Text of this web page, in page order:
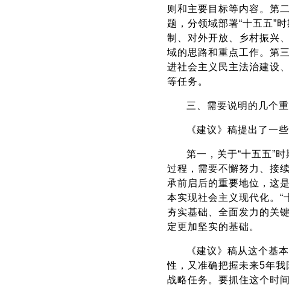
则和主要目标等内容。第
题，分领域部署“十五五”
制、对外开放、乡村振兴
域的思路和重点工作。第
进社会主义民主法治建设
等任务。
三、需要说明的几个
《建议》稿提出了一
第一，关于“十五五”
过程，需要不懈努力、接
承前启后的重要地位，这
本实现社会主义现代化。“
夯实基础、全面发力的关
定更加坚实的基础。
《建议》稿从这个基
性，又准确把握未来5年我
战略任务。要抓住这个时